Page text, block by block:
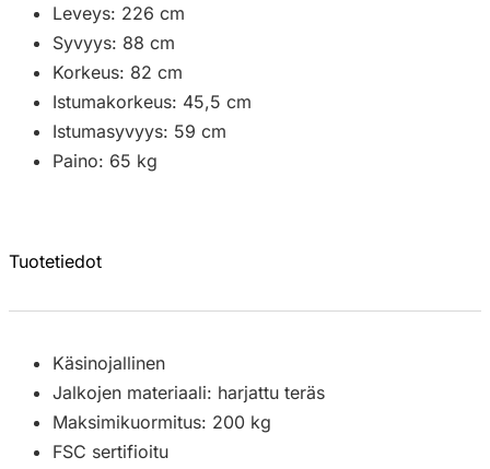
Leveys: 226 cm
Syvyys: 88 cm
Korkeus: 82 cm
Istumakorkeus: 45,5 cm
Istumasyvyys: 59 cm
Paino: 65 kg
Tuotetiedot
Käsinojallinen
Jalkojen materiaali: harjattu teräs
Maksimikuormitus: 200 kg
FSC sertifioitu